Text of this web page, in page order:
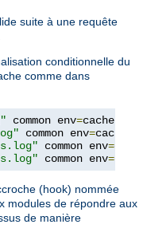
suite à une requête
conditionnelle du
comme dans
common env=
common env=
common env=
common env=
(hook) nommée
modules de répondre aux
de manière